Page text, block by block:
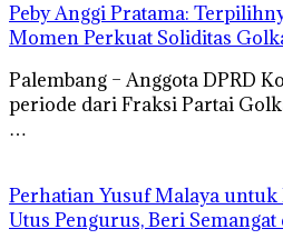
Peby Anggi Pratama:
Momen Perkuat Soliditas
Palembang – Anggota DPRD
periode dari Fraksi Partai
…
Perhatian Yusuf Malaya
Utus Pengurus, Beri